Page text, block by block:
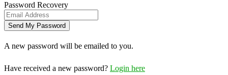
Password Recovery
A new password will be emailed to you.
Have received a new password? Login here